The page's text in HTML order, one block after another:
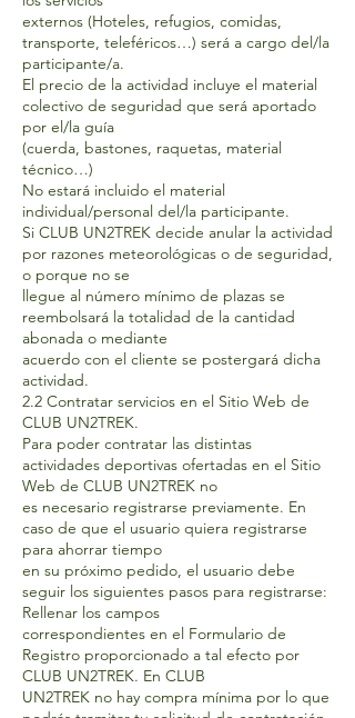
externos (Hoteles, refugios, comidas,
transporte, teleféricos…) será a cargo del/la
participante/a.
El precio de la actividad incluye el material
colectivo de seguridad que será aportado
por el/la guía
(cuerda, bastones, raquetas, material
técnico…)
No estará incluido el material
individual/personal del/la participante.
Si CLUB UN2TREK decide anular la actividad
por razones meteorológicas o de seguridad,
o porque no se
llegue al número mínimo de plazas se
reembolsará la totalidad de la cantidad
abonada o mediante
acuerdo con el cliente se postergará dicha
actividad.
2.2 Contratar servicios en el Sitio Web de
CLUB UN2TREK.
Para poder contratar las distintas
actividades deportivas ofertadas en el Sitio
Web de CLUB UN2TREK no
es necesario registrarse previamente. En
caso de que el usuario quiera registrarse
para ahorrar tiempo
en su próximo pedido, el usuario debe
seguir los siguientes pasos para registrarse:
Rellenar los campos
correspondientes en el Formulario de
Registro proporcionado a tal efecto por
CLUB UN2TREK. En CLUB
UN2TREK no hay compra mínima por lo que